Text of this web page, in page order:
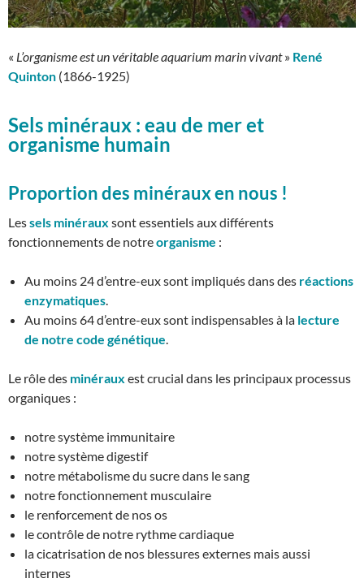
« L’organisme est un véritable aquarium marin vivant» René
Quinton (1866-1925)
Sels minéraux : eau de mer et
organisme humain
Proportion des minéraux en nous !
Lessels minéraux sont essentiels aux différents
fonctionnements de notreorganisme :
Au moins 24 d’entre-eux sont impliqués dans des réactions
enzymatiques.
Au moins 64 d’entre-eux sont indispensables à la lecture
de notre code génétique.
Le rôle des minéraux est crucial dans les principaux processus
organiques :
notre système immunitaire
notre système digestif
notre métabolisme du sucre dans le sang
notre fonctionnement musculaire
le renforcement de nos os
le contrôle de notre rythme cardiaque
la cicatrisation de nos blessures externes mais aussi
internes